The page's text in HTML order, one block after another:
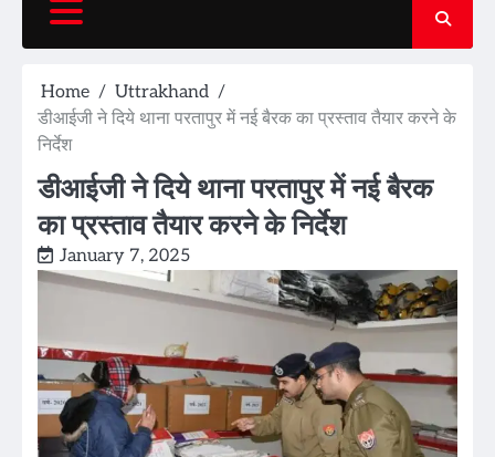
Home
Uttrakhand
डीआईजी ने दिये थाना परतापुर में नई बैरक का प्रस्ताव तैयार करने के
​निर्देश
डीआईजी ने दिये थाना परतापुर में नई बैरक
का प्रस्ताव तैयार करने के ​निर्देश
January 7, 2025